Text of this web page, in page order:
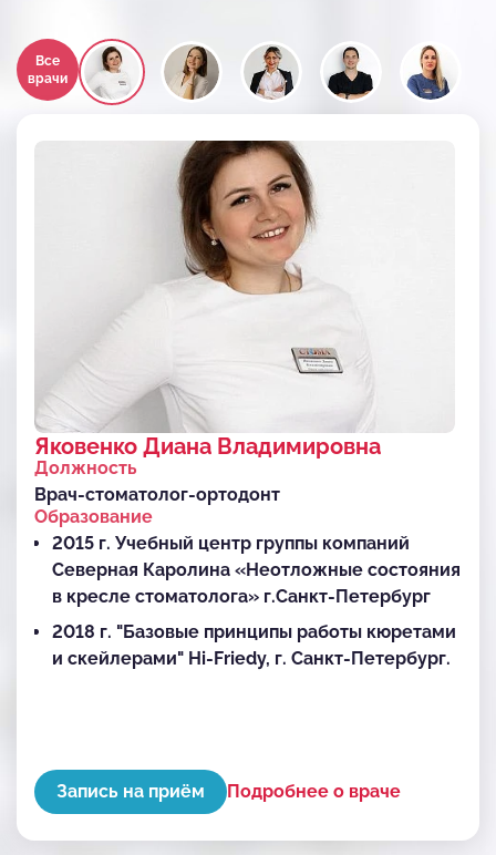
Яковенко Диана Владимировна
Должность
Врач-стоматолог-ортодонт
Образование
2015 г. Учебный центр группы компаний
Северная Каролина «Неотложные состояния
в кресле стоматолога» г.Санкт-Петербург
2018 г. "Базовые принципы работы кюретами
и скейлерами" Hi-Friedy, г. Санкт-Петербург.
сустав- окклюзия- постура-стопа» г.Санкт-
Петербург
2019 г. Учебный центр группы компаний
Запись на приём Подробнее о враче
Все
врачи